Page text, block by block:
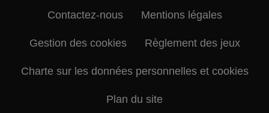
Contactez-nous Mentions légales
Gestion des cookies Règlement des jeux
Charte sur les données personnelles et cookies
Plan du site